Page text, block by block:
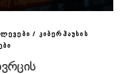
/
ᲙᲘᲑᲔᲠᲰᲐᲣᲡᲘᲡ